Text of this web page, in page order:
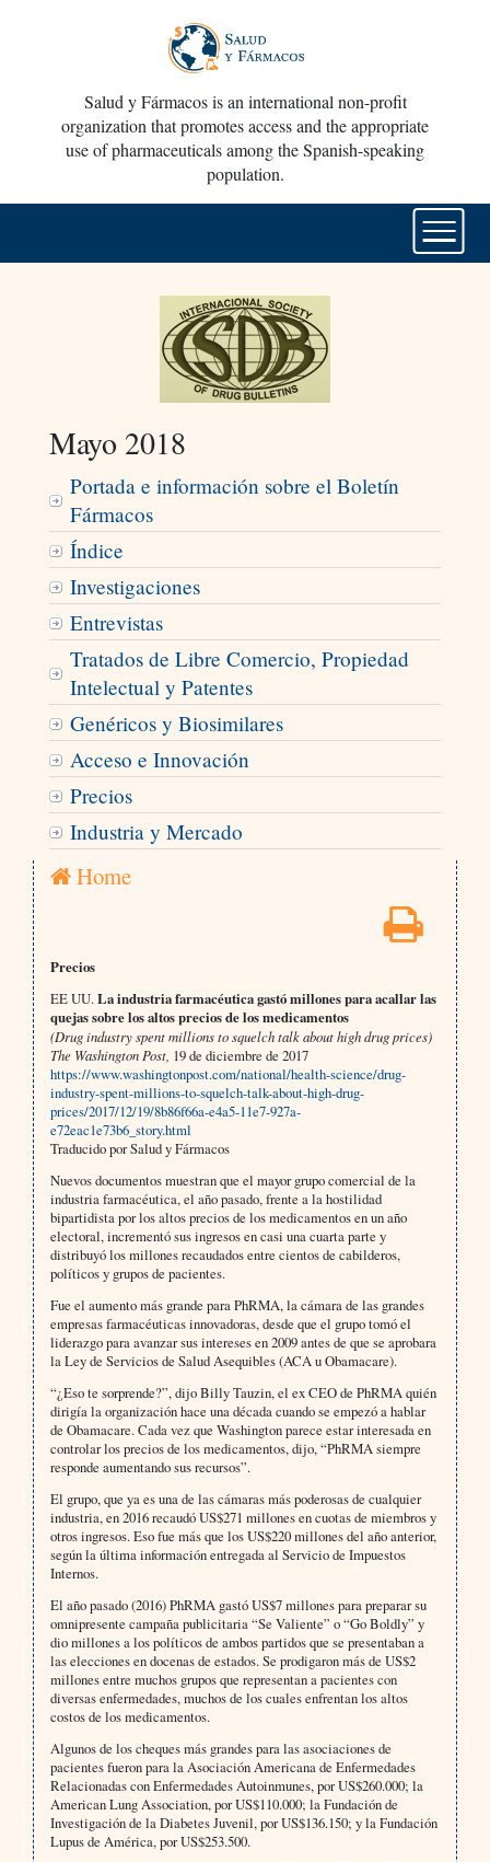
Salud y Fármacos is an international non-profit
organization that promotes access and the appropriate
use of pharmaceuticals among the Spanish-speaking
population.
Mayo 2018
Portada e información sobre el Boletín
Fármacos
Índice
Investigaciones
Entrevistas
Tratados de Libre Comercio, Propiedad
Intelectual y Patentes
Genéricos y Biosimilares
Acceso e Innovación
Precios
Industria y Mercado
Home
Precios
EE UU.La industria farmacéutica gastó millones para acallar las
quejas sobre los altos precios de los medicamentos
(Drug industry spent millions to squelch talk about high drug prices)
The Washington Post, 19 de diciembre de 2017
https://www.washingtonpost.com/national/health-science/drug-
industry-spent-millions-to-squelch-talk-about-high-drug-
prices/2017/12/19/8b86f66a-e4a5-11e7-927a-
e72eac1e73b6_story.html
Traducido por Salud y Fármacos
Nuevos documentos muestran que el mayor grupo comercial de la
industria farmacéutica, el año pasado, frente a la hostilidad
bipartidista por los altos precios de los medicamentos en un año
electoral, incrementó sus ingresos en casi una cuarta parte y
distribuyó los millones recaudados entre cientos de cabilderos,
políticos y grupos de pacientes.
Fue el aumento más grande para PhRMA, la cámara de las grandes
empresas farmacéuticas innovadoras, desde que el grupo tomó el
liderazgo para avanzar sus intereses en 2009 antes de que se aprobara
la Ley de Servicios de Salud Asequibles (ACA u Obamacare).
“¿Eso te sorprende?”, dijo Billy Tauzin, el ex CEO de PhRMA quién
dirigía la organización hace una década cuando se empezó a hablar
de Obamacare. Cada vez que Washington parece estar interesada en
controlar los precios de los medicamentos, dijo, “PhRMA siempre
responde aumentando sus recursos”.
El grupo, que ya es una de las cámaras más poderosas de cualquier
industria, en 2016 recaudó US$271 millones en cuotas de miembros y
otros ingresos. Eso fue más que los US$220 millones del año anterior,
según la última información entregada al Servicio de Impuestos
Internos.
El año pasado (2016) PhRMA gastó US$7 millones para preparar su
omnipresente campaña publicitaria “Se Valiente” o “Go Boldly” y
dio millones a los políticos de ambos partidos que se presentaban a
las elecciones en docenas de estados. Se prodigaron más de US$2
millones entre muchos grupos que representan a pacientes con
diversas enfermedades, muchos de los cuales enfrentan los altos
costos de los medicamentos.
Algunos de los cheques más grandes para las asociaciones de
pacientes fueron para la Asociación Americana de Enfermedades
Relacionadas con Enfermedades Autoinmunes, por US$260.000; la
American Lung Association, por US$110.000; la Fundación de
Investigación de la Diabetes Juvenil, por US$136.150; y la Fundación
Lupus de América, por US$253.500.